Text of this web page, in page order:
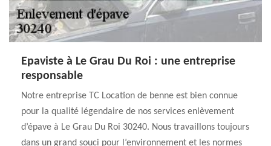
Epaviste à Le Grau Du Roi : une entreprise
responsable
Notre entreprise TC Location de benne est bien connue
pour la qualité légendaire de nos services enlèvement
d’épave à Le Grau Du Roi 30240. Nous travaillons toujours
dans un grand souci pour l’environnement et les normes